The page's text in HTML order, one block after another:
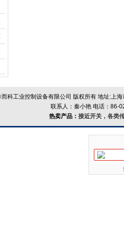
而科工业控制设备有限公司 版权所有 地址:上
联系人：秦小艳 电话：86-
热卖产品： 接近开关，各类